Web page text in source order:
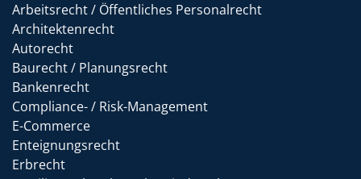
Arbeitsrecht / Öffentliches Personalrecht
Architektenrecht
Autorecht
Baurecht / Planungsrecht
Bankenrecht
Compliance- / Risk-Management
E-Commerce
Enteignungsrecht
Erbrecht